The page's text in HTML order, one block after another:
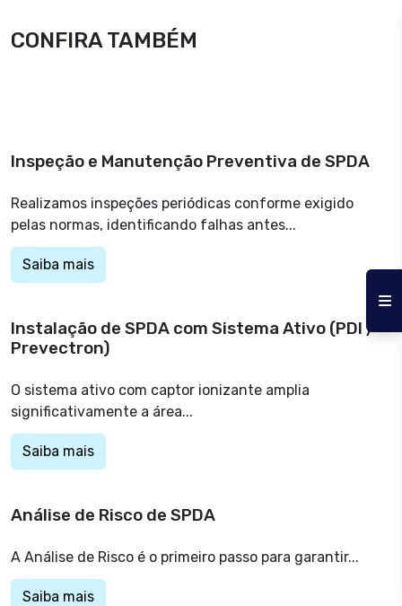
CONFIRA TAMBÉM
Inspeção e Manutenção Preventiva de SPDA
Realizamos inspeções periódicas conforme exigido
pelas normas, identificando falhas antes...
Saiba mais
Instalação de SPDA com Sistema Ativo (PDI /
Prevectron)
O sistema ativo com captor ionizante amplia
significativamente a área...
Saiba mais
Análise de Risco de SPDA
A Análise de Risco é o primeiro passo para garantir...
Saiba mais